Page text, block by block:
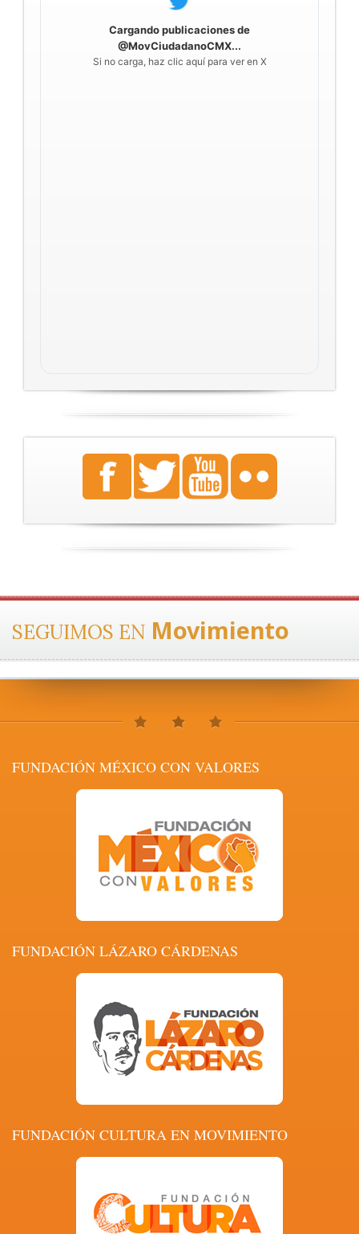
Cargando publicaciones de
@MovCiudadanoCMX...
Si no carga, haz clic aquí para ver en X
SEGUIMOS EN Movimiento
FUNDACIÓN MÉXICO CON VALORES
FUNDACIÓN LÁZARO CÁRDENAS
FUNDACIÓN CULTURA EN MOVIMIENTO